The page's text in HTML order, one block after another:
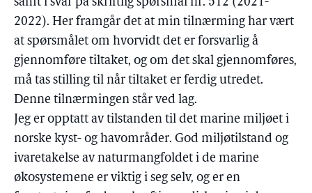
2022). Her framgår det at min tilnærming har vært
at spørsmålet om hvorvidt det er forsvarlig å
gjennomføre tiltaket, og om det skal gjennomføres,
må tas stilling til når tiltaket er ferdig utredet.
Denne tilnærmingen står ved lag.
Jeg er opptatt av tilstanden til det marine miljøet i
norske kyst- og havområder. God miljøtilstand og
ivaretakelse av naturmangfoldet i de marine
økosystemene er viktig i seg selv, og er en